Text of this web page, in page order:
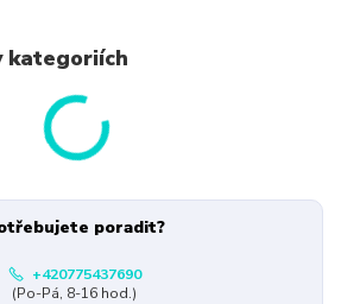
kategoriích
poradit?
+420775437690
(Po-Pá, 8-16 hod.)